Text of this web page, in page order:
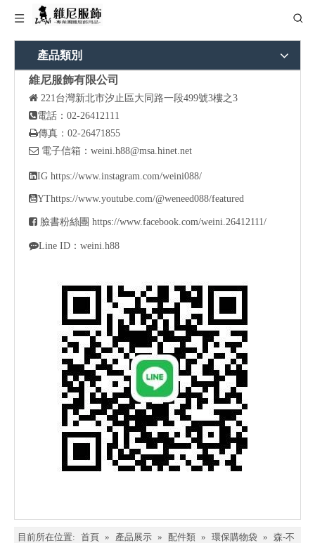
產品類別
維尼服飾有限公司
 221台灣新北市汐止區大同路一段499號3樓之3
電話：02-26412111
傳真：02-26471855
 電子信箱： weini.h88@msa.hinet.net
IG https://www.instagram.com/weini088/
YThttps://www.youtube.com/@weneed088/featured
 臉書粉絲團 https://www.facebook.com/weini.26412111/
Line ID：weini.h88
目前所在位置: 首頁 » 產品展示 » 配件類 » 環保購物袋 » 森-不